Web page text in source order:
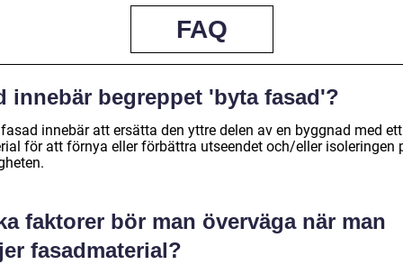
FAQ
innebär begreppet 'byta fasad'?
innebär att ersätta den yttre delen av en byggnad med
för att förnya eller förbättra utseendet och/eller isoleringen
faktorer bör man överväga när man
fasadmaterial?